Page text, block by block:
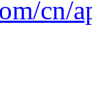
cn/